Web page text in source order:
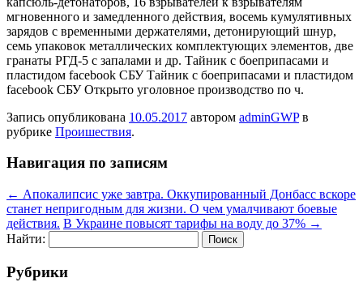
мгновенного и замедленного действия, восемь кумулятивных
зарядов с временными держателями, детонирующий шнур,
семь упаковок металлических комплектующих элементов, две
гранаты РГД-5 с запалами и др. Тайник с боеприпасами и
пластидом facebook СБУ Тайник с боеприпасами и пластидом
facebook СБУ Открыто уголовное производство по ч.
Запись опубликована 10.05.2017 автором adminGWPв
рубрике Проишествия.
Навигация по записям
← Апокалипсис уже завтра. Оккупированный Донбасс вскоре
станет непригодным для жизни. О чем умалчивают боевые
действия. В Украине повысят тарифы на воду до 37% →
Найти:
Рубрики